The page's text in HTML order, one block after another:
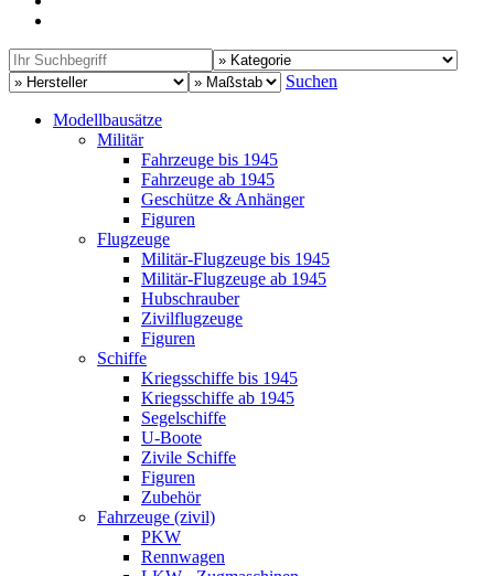
Suchen
Modellbausätze
Militär
Fahrzeuge bis 1945
Fahrzeuge ab 1945
Geschütze & Anhänger
Figuren
Flugzeuge
Militär-Flugzeuge bis 1945
Militär-Flugzeuge ab 1945
Hubschrauber
Zivilflugzeuge
Figuren
Schiffe
Kriegsschiffe bis 1945
Kriegsschiffe ab 1945
Segelschiffe
U-Boote
Zivile Schiffe
Figuren
Zubehör
Fahrzeuge (zivil)
PKW
Rennwagen